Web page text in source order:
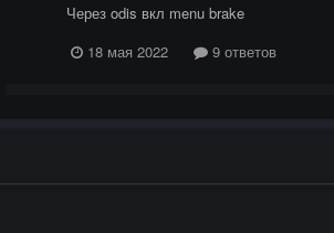
Через odis вкл menu brake
18 мая 2022
9 ответов